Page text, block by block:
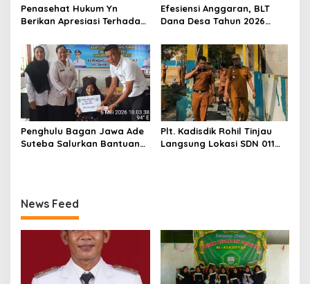
Penasehat Hukum Yn
Berikan Apresiasi Terhadap
Efesiensi Anggaran, BLT
Dana Desa Tahun 2026
Kepada KPM sebanyak 3
Bulan
Penghulu Bagan Jawa Ade
Suteba Salurkan Bantuan
Plt. Kadisdik Rohil Tinjau
Langsung Lokasi SDN 011
News Feed